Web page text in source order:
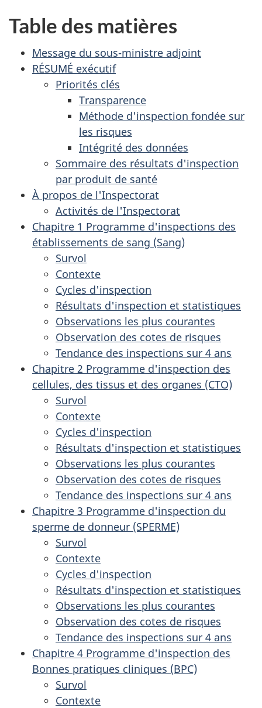
Table des matières
Message du sous-ministre adjoint
RÉSUMÉ exécutif
Priorités clés
Transparence
Méthode d'inspection fondée sur
les risques
Intégrité des données
Sommaire des résultats d'inspection
par produit de santé
À propos de l'Inspectorat
Activités de l'Inspectorat
Chapitre 1 Programme d'inspections des
établissements de sang (Sang)
Survol
Contexte
Cycles d'inspection
Résultats d'inspection et statistiques
Observations les plus courantes
Observation des cotes de risques
Tendance des inspections sur 4 ans
Chapitre 2 Programme d'inspection des
cellules, des tissus et des organes (CTO)
Survol
Contexte
Cycles d'inspection
Résultats d'inspection et statistiques
Observations les plus courantes
Observation des cotes de risques
Tendance des inspections sur 4 ans
Chapitre 3 Programme d'inspection du
sperme de donneur (SPERME)
Survol
Contexte
Cycles d'inspection
Résultats d'inspection et statistiques
Observations les plus courantes
Observation des cotes de risques
Tendance des inspections sur 4 ans
Chapitre 4 Programme d'inspection des
Bonnes pratiques cliniques (BPC)
Survol
Contexte